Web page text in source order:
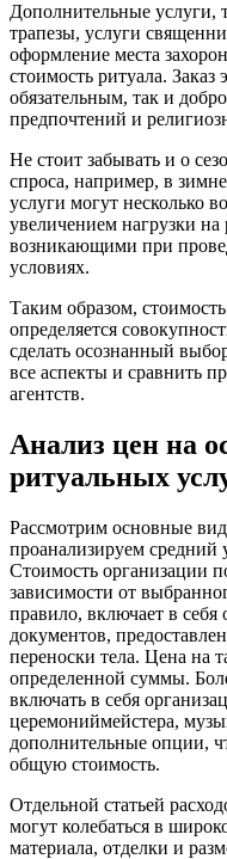
Дополнительные услуги,
трапезы, услуги
оформление места
стоимость ритуала.
обязательным, так и
предпочтений и
Не стоит забывать и о
спроса, например, в
услуги могут несколько
увеличением нагрузки
возникающими при
условиях.
Таким образом,
определяется
сделать осознанный
все аспекты и сравнить
агентств.
Анализ цен на
ритуальных
Рассмотрим основные
проанализируем средний
Стоимость организации
зависимости от
правило, включает в
документов,
переноски тела. Цена на
определенной суммы.
включать в себя
церемониймейстера,
дополнительные опции,
общую стоимость.
Отдельной статьей
могут колебаться в
материала, отделки и